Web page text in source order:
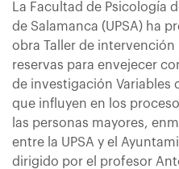
La Facultad de Psicología
de Salamanca (UPSA) ha
obra Taller de
reservas para envejecer
de investigación Variables
que influyen en los
las personas mayores,
entre la UPSA y el
dirigido por el profesor